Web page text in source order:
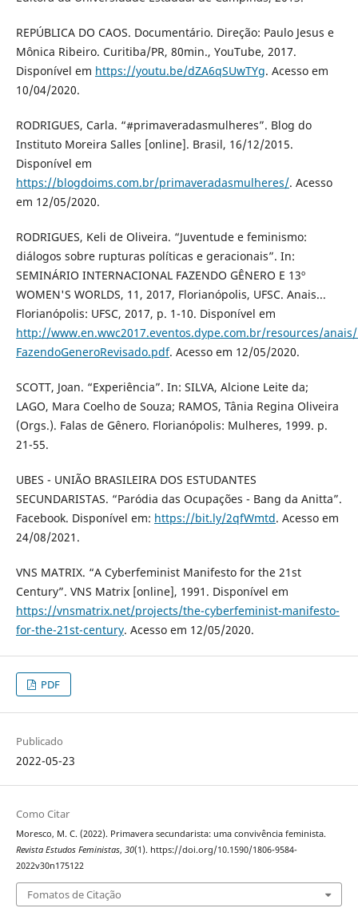
REPÚBLICA DO CAOS. Documentário. Direção: Paulo Jesus e
Mônica Ribeiro. Curitiba/PR, 80min., YouTube, 2017.
Disponível em https://youtu.be/dZA6qSUwTYg. Acesso em
10/04/2020.
RODRIGUES, Carla. “#primaveradasmulheres”. Blog do
Instituto Moreira Salles [online]. Brasil, 16/12/2015.
Disponível em
https://blogdoims.com.br/primaveradasmulheres/. Acesso
em 12/05/2020.
RODRIGUES, Keli de Oliveira. “Juventude e feminismo:
diálogos sobre rupturas políticas e geracionais”. In:
SEMINÁRIO INTERNACIONAL FAZENDO GÊNERO E 13º
WOMEN'S WORLDS, 11, 2017, Florianópolis, UFSC. Anais...
Florianópolis: UFSC, 2017, p. 1-10. Disponível em
http://www.en.wwc2017.eventos.dype.com.br/resources/anais/
FazendoGeneroRevisado.pdf. Acesso em 12/05/2020.
SCOTT, Joan. “Experiência”. In: SILVA, Alcione Leite da;
LAGO, Mara Coelho de Souza; RAMOS, Tânia Regina Oliveira
(Orgs.). Falas de Gênero. Florianópolis: Mulheres, 1999. p.
21-55.
UBES - UNIÃO BRASILEIRA DOS ESTUDANTES
SECUNDARISTAS. “Paródia das Ocupações - Bang da Anitta”.
Facebook. Disponível em: https://bit.ly/2qfWmtd. Acesso em
24/08/2021.
VNS MATRIX. “A Cyberfeminist Manifesto for the 21st
Century”. VNS Matrix [online], 1991. Disponível em
https://vnsmatrix.net/projects/the-cyberfeminist-manifesto-
for-the-21st-century. Acesso em 12/05/2020.
PDF
Publicado
2022-05-23
Como Citar
Moresco, M. C. (2022). Primavera secundarista: uma convivência feminista.
Revista Estudos Feministas, 30(1). https://doi.org/10.1590/1806-9584-
2022v30n175122
Fomatos de Citação